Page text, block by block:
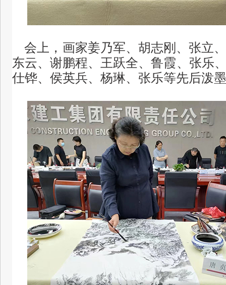
会上，画家姜乃军、胡志刚、张立
东云、谢鹏程、王跃全、鲁霞、张乐
仕铧、侯英兵、杨琳、张乐等先后泼